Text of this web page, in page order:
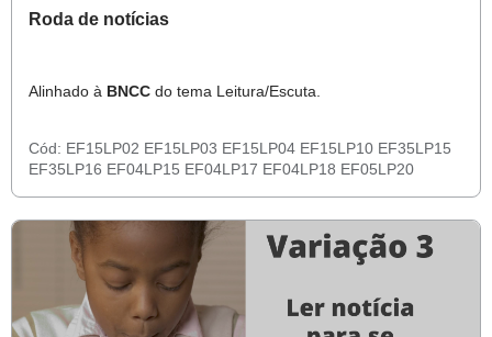
Roda de notícias
Alinhado à BNCC do tema Leitura/Escuta.
Cód: EF15LP02 EF15LP03 EF15LP04 EF15LP10 EF35LP15
EF35LP16 EF04LP15 EF04LP17 EF04LP18 EF05LP20